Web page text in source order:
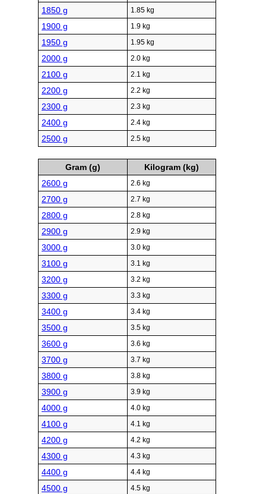
1850 g 1.85 kg
1900 g 1.9 kg
1950 g 1.95 kg
2000 g 2.0 kg
2100 g 2.1 kg
2200 g 2.2 kg
2300 g 2.3 kg
2400 g 2.4 kg
2500 g 2.5 kg
Gram (g)
Kilogram (kg)
2600 g
2.6 kg
2700 g 2.7 kg
2800 g 2.8 kg
2900 g 2.9 kg
3000 g 3.0 kg
3100 g 3.1 kg
3200 g 3.2 kg
3300 g 3.3 kg
3400 g 3.4 kg
3500 g 3.5 kg
3600 g 3.6 kg
3700 g 3.7 kg
3800 g 3.8 kg
3900 g 3.9 kg
4000 g 4.0 kg
4100 g 4.1 kg
4200 g 4.2 kg
4300 g 4.3 kg
4400 g 4.4 kg
4500 g 4.5 kg